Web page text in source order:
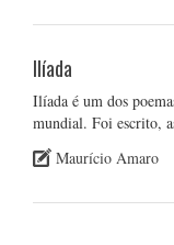
Ilíada
Ilíada é um dos
mundial. Foi escrito,
Maurício Amaro